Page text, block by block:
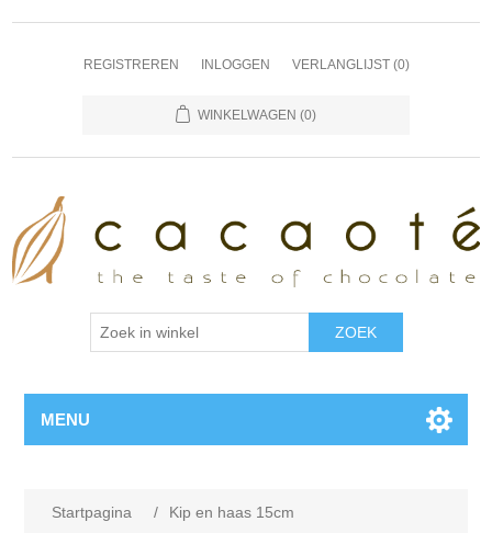
REGISTREREN INLOGGEN VERLANGLIJST (0)
WINKELWAGEN (0)
MENU
Startpagina / Kip en haas 15cm